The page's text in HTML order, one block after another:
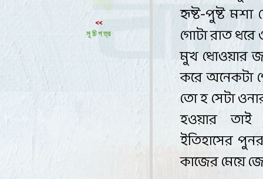
<<
সূ চি প ত্র
হৃষ্ট-পুষ্ট মশা
গোটা রাত ধরে
মুখ ধোওয়ার
করে অনেকটা
তো হ সেটা
হওয়ার
ইতিহাসের
কাজের মেয়ে